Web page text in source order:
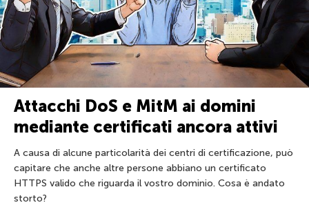
Attacchi DoS e MitM ai domini
mediante certificati ancora attivi
A causa di alcune particolarità dei centri di certificazione, può
capitare che anche altre persone abbiano un certificato
HTTPS valido che riguarda il vostro dominio. Cosa è andato
storto?